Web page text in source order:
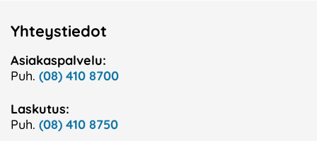
Yhteystiedot
Asiakaspalvelu:
Puh. (08) 410 8700
Laskutus:
Puh. (08) 410 8750